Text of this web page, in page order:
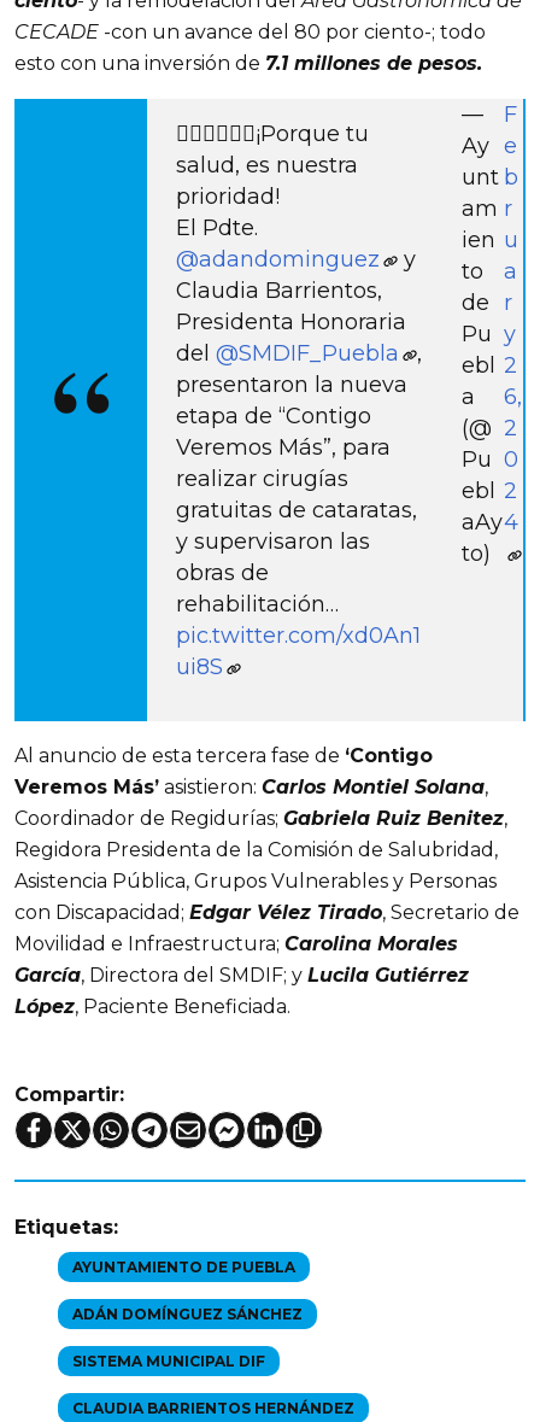
CECADE -con un avance del 80 por ciento-; todo
esto con una inversión de 7.1 millones de pesos.
👨🏻‍⚕👩🏻‍⚕¡Porque tu
salud, es nuestra
prioridad!
El Pdte.
@adandominguez
y
Claudia Barrientos,
Presidenta Honoraria
del @SMDIF_Puebla
,
presentaron la nueva
etapa de “Contigo
Veremos Más”, para
realizar cirugías
gratuitas de cataratas,
y supervisaron las
obras de
rehabilitación…
pic.twitter.com/xd0An1
ui8S
—
Ay
unt
am
ien
to
de
Pu
ebl
a
(@
Pu
ebl
aAy
to)
F
e
b
r
u
a
r
y
2
6,
2
0
2
4
Al anuncio de esta tercera fase de ‘Contigo
Veremos Más’ asistieron: Carlos Montiel Solana,
Coordinador de Regidurías; Gabriela Ruiz Benitez,
Regidora Presidenta de la Comisión de Salubridad,
Asistencia Pública, Grupos Vulnerables y Personas
con Discapacidad; Edgar Vélez Tirado, Secretario de
Movilidad e Infraestructura; Carolina Morales
García, Directora del SMDIF; y Lucila Gutiérrez
López, Paciente Beneficiada.
Compartir:
Etiquetas:
AYUNTAMIENTO DE PUEBLA
ADÁN DOMÍNGUEZ SÁNCHEZ
SISTEMA MUNICIPAL DIF
CLAUDIA BARRIENTOS HERNÁNDEZ